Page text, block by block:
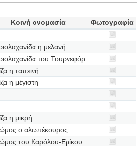
Κοινή ονομασία
Φωτογραφία
η μελανή
του Τουρνεφόρ
η ταπεινή
η μέγιστη
η μικρή
ο αλωπέκουρος
του Καρόλου-Ερίκου